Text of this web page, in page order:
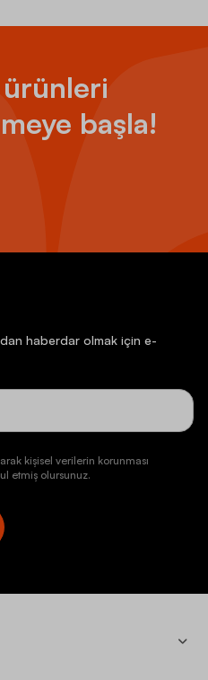
ürünleri
başla!
haberdar olmak için e-
kişisel verilerin korunması
etmiş olursunuz.